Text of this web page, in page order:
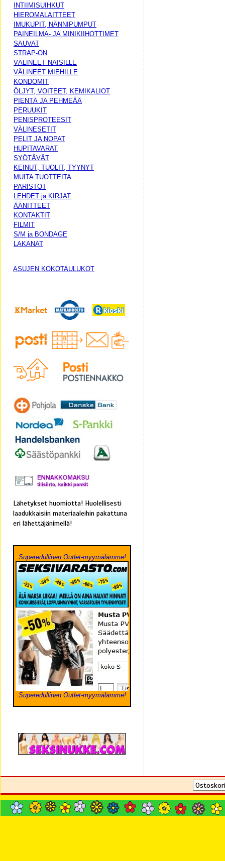
INTIIMISUIHKUT
HIEROMALAITTEET
IMUKUPIT, NÄNNIPUMPUT
PAINEILMA- JA MINIKIIHOTTIMET
SAUVAT
STRAP-ON
VÄLINEET NAISILLE
VÄLINEET MIEHILLE
KONDOMIT
ÖLJYT, VOITEET, KEMIKALIOT
PIENTÄ JA PEHMEÄÄ
PERUUKIT
PENISPROTEESIT
VÄLINESETIT
PELIT JA NOPAT
HUPITAVARAT
SYÖTÄVÄT
KEINUT, TUOLIT, TYYNYT
MUITA TUOTTEITA
PARISTOT
LEHDET ja KIRJAT
ÄÄNITTEET
KONTAKTIT
FILMIT
S/M ja BONDAGE
LAKANAT
ASUJEN KOKOTAULUKOT
Lähetykset huomiotta! Huolellisesti
laadukkaisiin materiaaleihin pakattuna
eri lähettäjänimellä!
Superedullinen Outlet-myymälämme!
Superedullinen Outlet-myymälämme!